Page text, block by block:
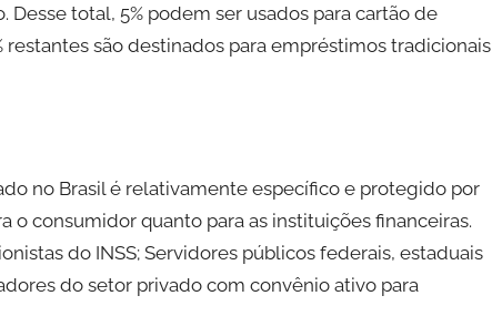
Desse total, 5% podem ser usados para cartão de
são destinados para empréstimos tradicionais
no Brasil é relativamente específico e protegido por
consumidor quanto para as instituições financeiras.
do INSS; Servidores públicos federais, estaduais
do setor privado com convênio ativo para